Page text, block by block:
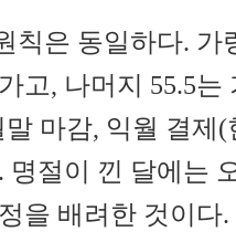
칙은 동일하다. 가
고, 나머지 55.5는
말 마감, 익월 결제 (
. 명절이 낀 달에는
을 배려한 것이다.